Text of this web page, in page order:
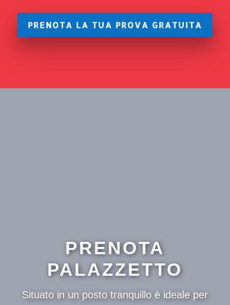
PRENOTA LA TUA PROVA GRATUITA
PRENOTA
PALAZZETTO
Situato in un posto tranquillo è ideale per